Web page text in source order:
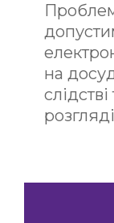
на
розгляді